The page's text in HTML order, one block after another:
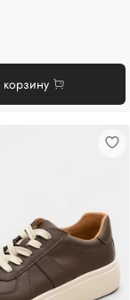
корзину